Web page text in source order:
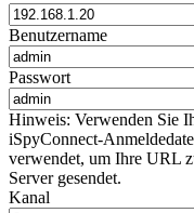
Benutzername
Passwort
Hinweis: Verwenden Sie
iSpyConnect-
verwendet, um Ihre URL
Server gesendet.
Kanal